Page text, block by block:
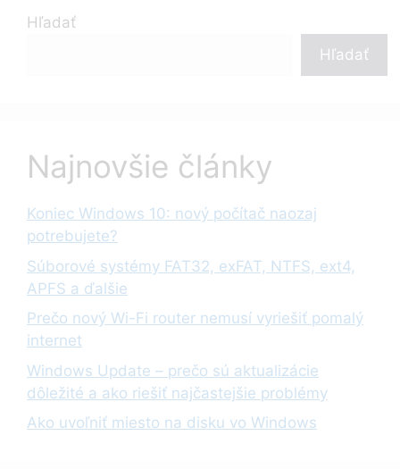
Hľadať
Hľadať
Najnovšie články
Koniec Windows 10: nový počítač naozaj
potrebujete?
Súborové systémy FAT32, exFAT, NTFS, ext4,
APFS a ďalšie
Prečo nový Wi-Fi router nemusí vyriešiť pomalý
internet
Windows Update – prečo sú aktualizácie
dôležité a ako riešiť najčastejšie problémy
Ako uvoľniť miesto na disku vo Windows